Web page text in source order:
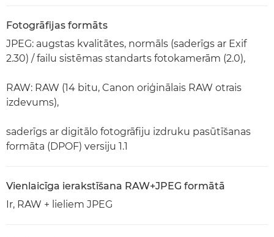
Fotogrāfijas formāts
JPEG: augstas kvalitātes, normāls (saderīgs ar Exif
2.30) / failu sistēmas standarts fotokamerām (2.0),
RAW: RAW (14 bitu, Canon oriģinālais RAW otrais
izdevums),
saderīgs ar digitālo fotogrāfiju izdruku pasūtīšanas
formāta (DPOF) versiju 1.1
Vienlaicīga ierakstīšana RAW+JPEG formātā
Ir, RAW + lieliem JPEG